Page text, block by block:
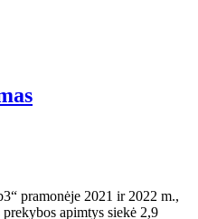
pramonėje 2021 ir 2022 m.,
apimtys siekė 2,9